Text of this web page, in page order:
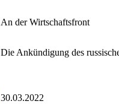
An der Wirtschaftsfront
Die Ankündigung des
30.03.2022